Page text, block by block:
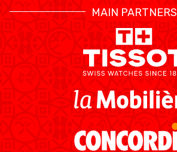
MAIN PARTNERS